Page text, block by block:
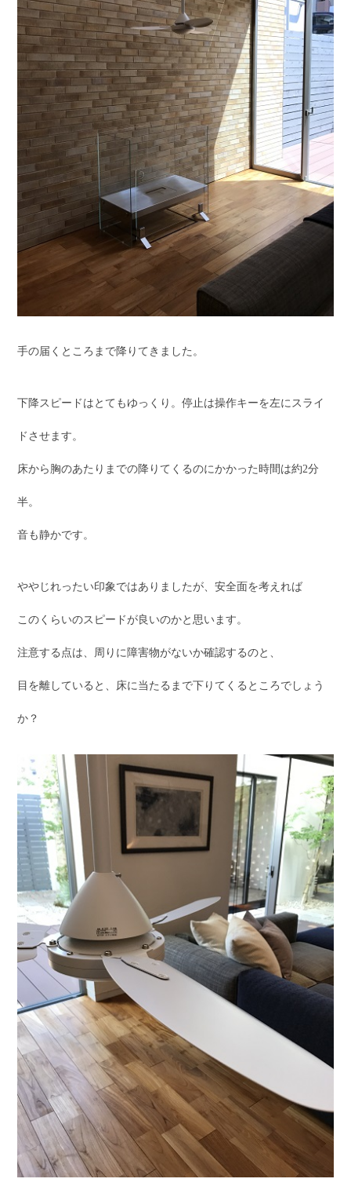
手の届くところまで降りてきました。
下降スピードはとてもゆっくり。停止は操作キーを左にスライ
ドさせます。
床から胸のあたりまでの降りてくるのにかかった時間は約2分
半。
音も静かです。
ややじれったい印象ではありましたが、安全面を考えれば
このくらいのスピードが良いのかと思います。
注意する点は、周りに障害物がないか確認するのと、
目を離していると、床に当たるまで下りてくるところでしょう
か？